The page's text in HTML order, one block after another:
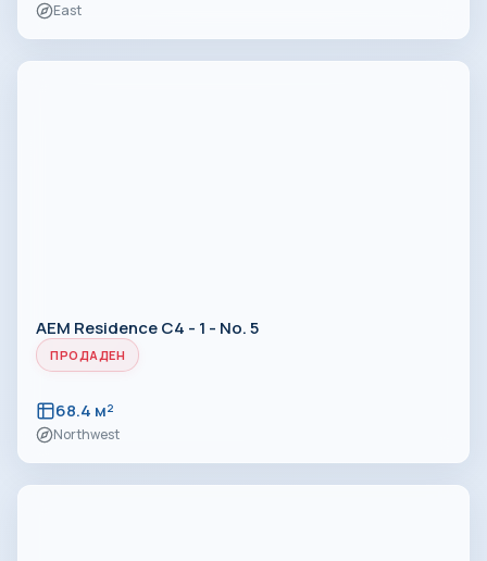
East
AEM Residence C4 - 1 - No. 5
ПРОДАДЕН
68.4 м²
Northwest